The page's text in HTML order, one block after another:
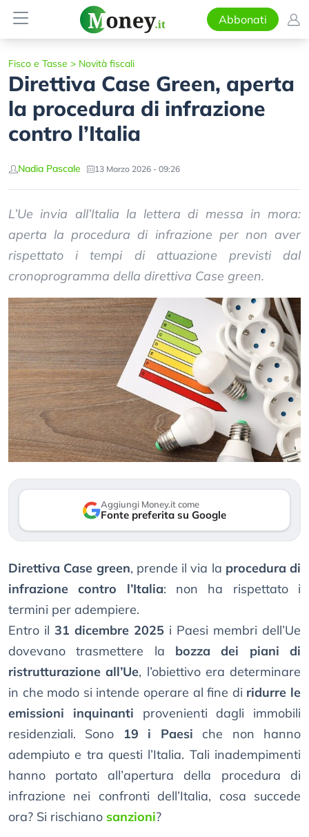
Abbonati
Fisco e Tasse > Novità fiscali
Direttiva Case Green, aperta
la procedura di infrazione
contro l’Italia
Nadia Pascale 13 Marzo 2026 - 09:26
L’Ue invia all’Italia la lettera di messa in mora:
aperta la procedura di infrazione per non aver
rispettato i tempi di attuazione previsti dal
cronoprogramma della direttiva Case green.
Aggiungi Money.it come
Fonte preferita su Google
Direttiva Case green, prende il via la procedura di
infrazione
contro l’Italia: non ha rispettato i
termini per adempiere.
Entro il 31 dicembre 2025 i Paesi membri dell’Ue
dovevano trasmettere la bozza dei piani di
ristrutturazione all’Ue, l’obiettivo era determinare
in che modo si intende operare al fine di ridurre le
emissioni inquinanti provenienti dagli immobili
residenziali. Sono 19 i Paesi che non hanno
adempiuto e tra questi l’Italia. Tali inadempimenti
hanno portato all’apertura della procedura di
infrazione nei confronti dell’Italia, cosa succede
ora? Si rischiano sanzioni?